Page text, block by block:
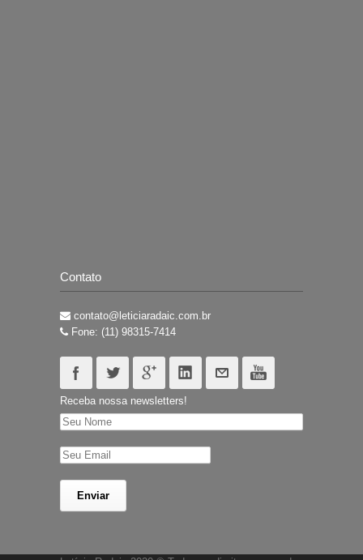
Contato
contato@leticiaradaic.com.br
Fone: (11) 98315-7414
Receba nossa newsletters!